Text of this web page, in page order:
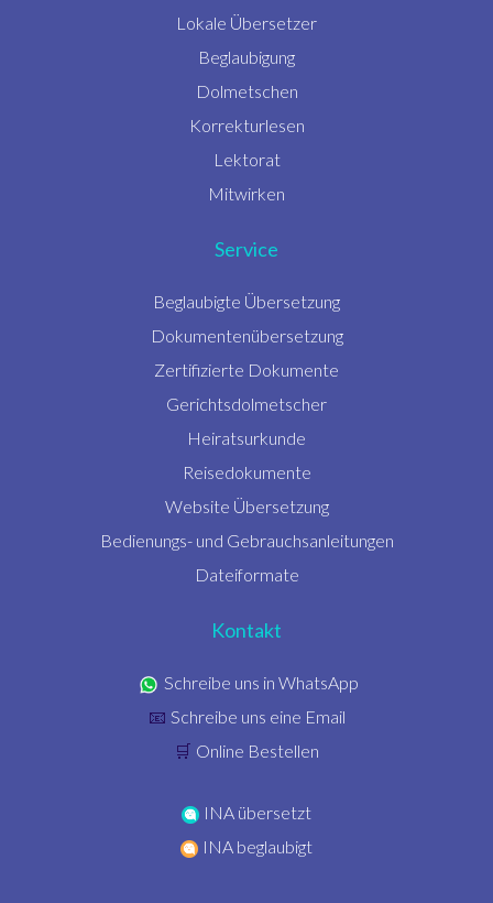
Lokale Übersetzer
Beglaubigung
Dolmetschen
Korrekturlesen
Lektorat
Mitwirken
Service
Beglaubigte Übersetzung
Dokumentenübersetzung
Zertifizierte Dokumente
Gerichtsdolmetscher
Heiratsurkunde
Reisedokumente
Website Übersetzung
Bedienungs- und Gebrauchsanleitungen
Dateiformate
Kontakt
Schreibe uns in WhatsApp
📧 Schreibe uns eine Email
🛒 Online Bestellen
INA übersetzt
INA beglaubigt